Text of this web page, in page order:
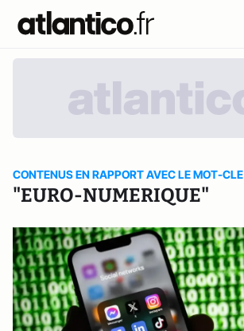
CONTENUS EN RAPPORT AVEC LE MOT-CLE
"EURO-NUMERIQUE"